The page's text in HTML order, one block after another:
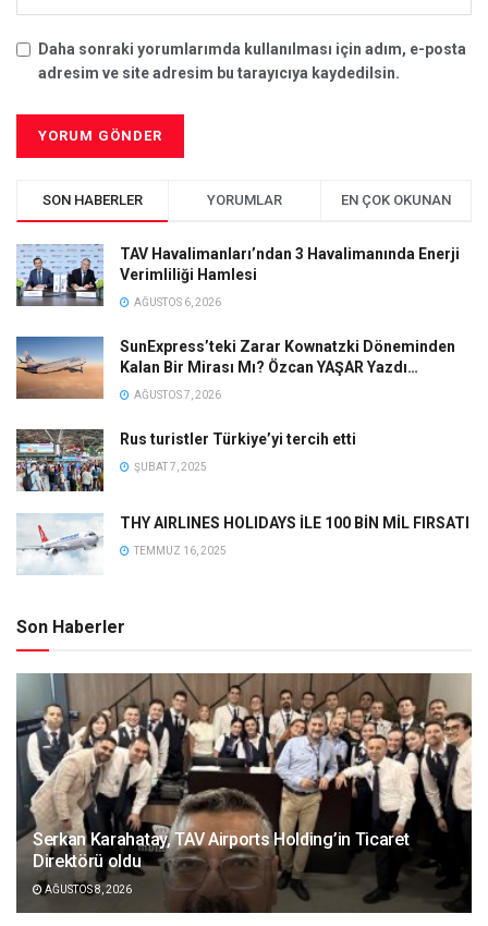
Daha sonraki yorumlarımda kullanılması için adım, e-posta
adresim ve site adresim bu tarayıcıya kaydedilsin.
SON HABERLER YORUMLAR EN ÇOK OKUNAN
TAV Havalimanları’ndan 3 Havalimanında Enerji
Verimliliği Hamlesi
AĞUSTOS 6, 2026
SunExpress’teki Zarar Kownatzki Döneminden
Kalan Bir Mirası Mı? Özcan YAŞAR Yazdı…
AĞUSTOS 7, 2026
Rus turistler Türkiye’yi tercih etti
ŞUBAT 7, 2025
THY AIRLINES HOLIDAYS İLE 100 BİN MİL FIRSATI
TEMMUZ 16, 2025
Son Haberler
Serkan Karahatay, TAV Airports Holding’in Ticaret
Direktörü oldu
AĞUSTOS 8, 2026